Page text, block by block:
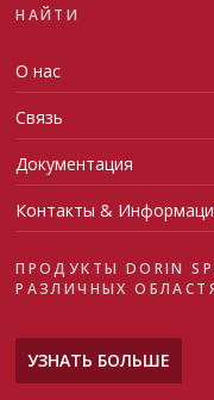
НАЙТИ
О нас
Связь
Документация
Контакты &
ПРОДУКТЫ DORIN
РАЗЛИЧНЫХ
УЗНАТЬ БОЛЬШЕ